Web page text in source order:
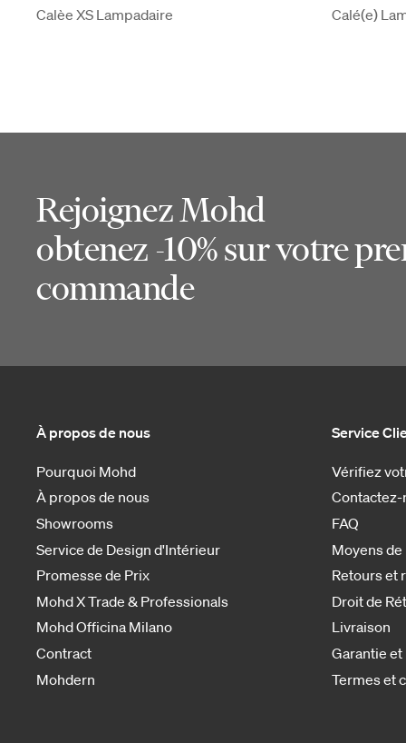
Calèe XS Lampadaire
Calé(e)
Rejoignez Mohd
obtenez -10% sur votre
commande
À propos de nous
Pourquoi Mohd
À propos de nous
Showrooms
Service de Design d'Intérieur
Promesse de Prix
Mohd X Trade & Professionals
Mohd Officina Milano
Contract
Mohdern
Service
Vérifiez
Contactez-
FAQ
Moyens
Retours et
Droit de
Livraison
Garantie
Termes et